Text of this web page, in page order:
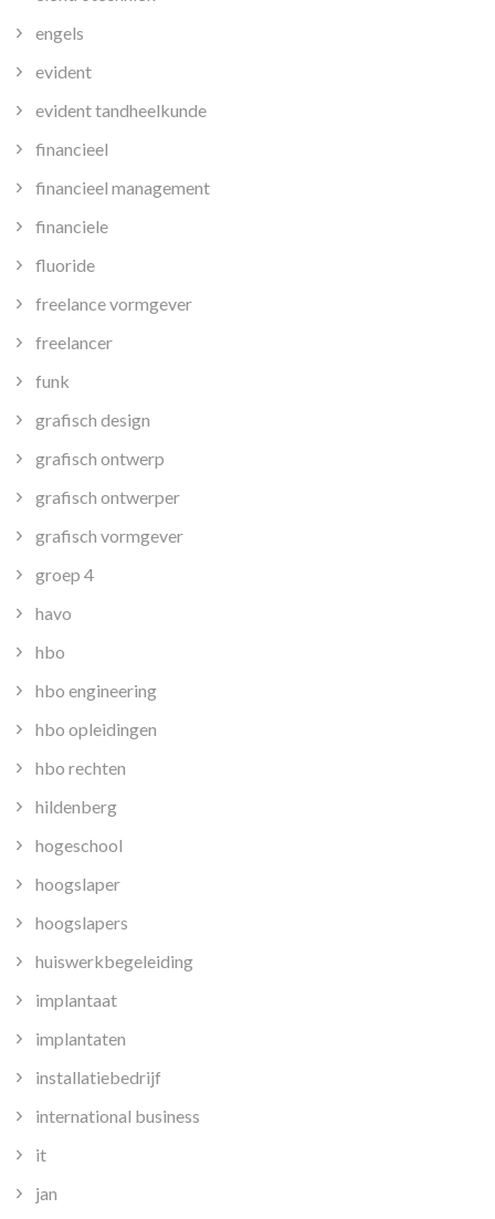
engels
evident
evident tandheelkunde
financieel
financieel management
financiele
fluoride
freelance vormgever
freelancer
funk
grafisch design
grafisch ontwerp
grafisch ontwerper
grafisch vormgever
groep 4
havo
hbo
hbo engineering
hbo opleidingen
hbo rechten
hildenberg
hogeschool
hoogslaper
hoogslapers
huiswerkbegeleiding
implantaat
implantaten
installatiebedrijf
international business
it
jan